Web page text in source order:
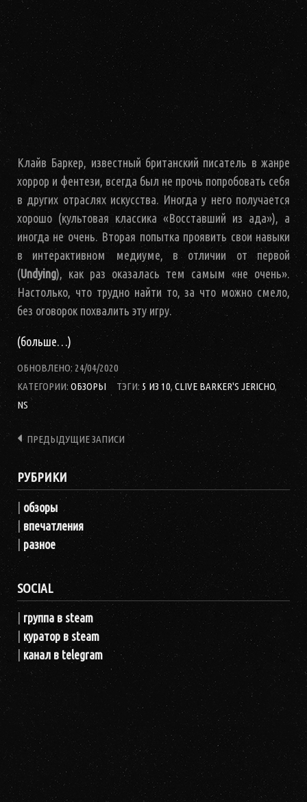
Клайв Баркер, известный британский писатель в жанре
хоррор и фентези, всегда был не прочь попробовать себя
в других отраслях искусства. Иногда у него получается
хорошо (культовая классика «Восставший из ада»), а
иногда не очень. Вторая попытка проявить свои навыки
в интерактивном медиуме, в отличии от первой
(Undying), как раз оказалась тем самым «не очень».
Настолько, что трудно найти то, за что можно смело,
без оговорок похвалить эту игру.
(больше…)
ОБНОВЛЕНО: 24/04/2020
КАТЕГОРИИ: ОБЗОРЫ ТЭГИ: 5 ИЗ 10,CLIVE BARKER'S JERICHO,
NS
ПРЕДЫДУЩИЕ ЗАПИСИ
РУБРИКИ
обзоры
| впечатления
разное
SOCIAL
|группа в steam
куратор в steam
канал в telegram